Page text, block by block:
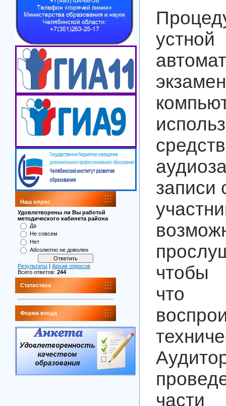
Наш опрос
Удовлетворены ли Вы работой
методического кабинета района
Да
Не совсем
Нет
Абсолютно не доволен
Результаты
Архив опросов
Всего ответов: 244
Статистика
Форма входа
средств
записи
чтобы